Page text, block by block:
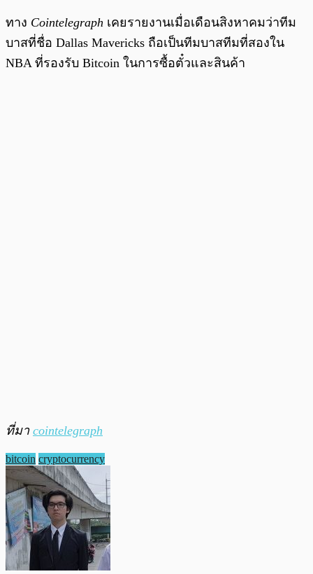
ทาง Cointelegraph เคยรายงานเมื่อเดือนสิงหาคมว่าทีม
บาสที่ชื่อ Dallas Mavericks ถือเป็นทีมบาสทีมที่สองใน
NBA ที่รองรับ Bitcoin ในการซื้อตั๋วและสินค้า
ที่มา cointelegraph
bitcoin cryptocurrency